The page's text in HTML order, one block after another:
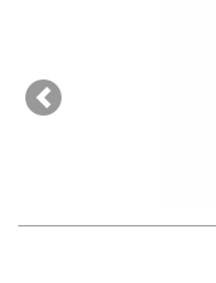
Previous